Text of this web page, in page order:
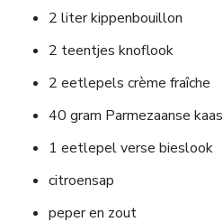
2 liter kippenbouillon
2 teentjes knoflook
2 eetlepels crème fraîche
40 gram Parmezaanse kaas
1 eetlepel verse bieslook
citroensap
peper en zout